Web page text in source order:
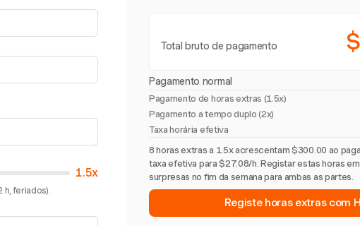
1.5x
h, feriados).
Total bruto de pagamento
Pagamento normal
Pagamento de horas extras (1.5x)
Pagamento a tempo duplo (2x)
Taxa horária efetiva
8 horas extras a 1.5x acrescentam $300.00 ao
taxa efetiva para $27.08/h. Registar estas horas
surpresas no fim da semana para ambas as partes.
Registe horas extras com